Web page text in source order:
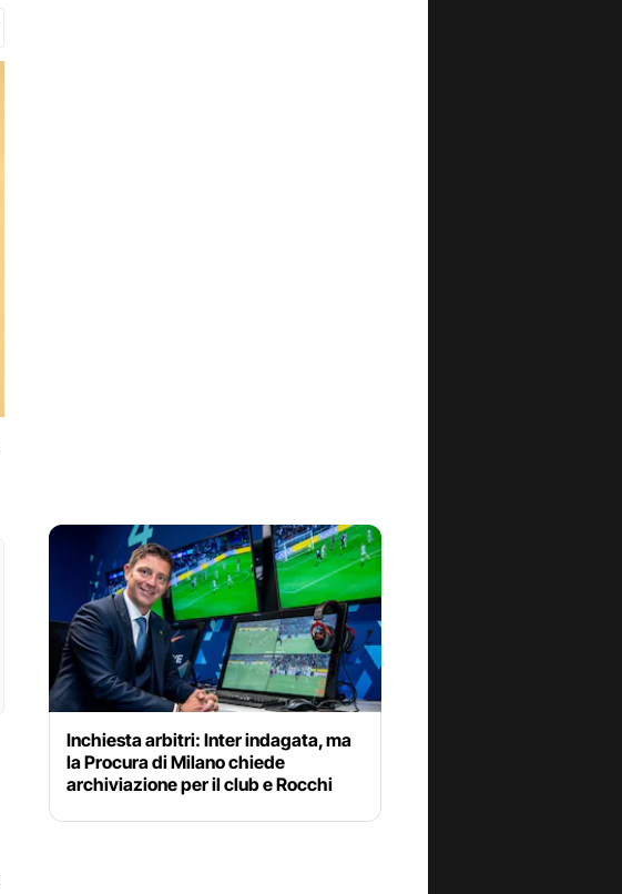
Inchiesta arbitri: Inter indagata, ma
la Procura di Milano chiede
archiviazione per il club e Rocchi